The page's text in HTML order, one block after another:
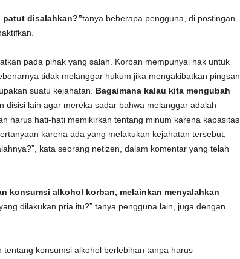
patut disalahkan?”tanya beberapa pengguna, di postingan
pada pihak yang salah. Korban mempunyai hak untuk
tidak melanggar hukum jika mengakibatkan pingsan.
suatu kejahatan. Bagaimana kalau kita mengubah
disisi lain agar mereka sadar bahwa melanggar adalah
harus hati-hati memikirkan tentang minum karena kapasitas
karena ada yang melakukan kejahatan tersebut,
kata seorang netizen, dalam komentar yang telah
konsumsi alkohol korban, melainkan menyalahkan
dilakukan pria itu?” tanya pengguna lain, juga dengan
tentang konsumsi alkohol berlebihan tanpa harus